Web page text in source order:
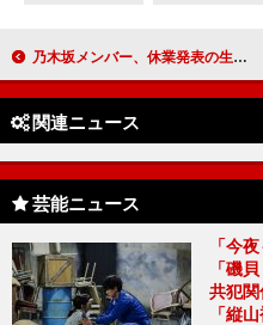
乃木坂メンバー、休業発表の生田にエール 松村沙友理「いつでも帰っておいで」
関連ニュース
芸能ニュース
「今
「磯
共犯関
「縦